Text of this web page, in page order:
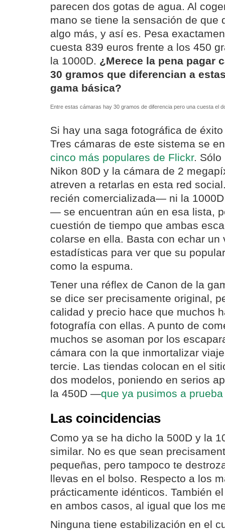
parecen dos gotas de agua. Al
mano se tiene la sensación de que
algo más, y así es. Pesa
cuesta 839 euros frente a los 450
la 1000D. ¿Merece la pena pagar
30 gramos que diferencian a
gama básica?
Entre estas cámaras hay 30 gramos de diferencia pero una cuesta el
Si hay una saga fotográfica de
Tres cámaras de este sistema se
cinco más populares de Flickr. Sólo
Nikon 80D y la cámara de 2
atreven a retarlas en esta red
recién comercializada— ni la
— se encuentran aún en esa lista,
cuestión de tiempo que ambas
colarse en ella. Basta con echar un
estadísticas para ver que su
como la espuma.
Tener una réflex de Canon de la
se dice ser precisamente original,
calidad y precio hace que muchos
fotografía con ellas. A punto de
muchos se asoman por los
cámara con la que inmortalizar
tercie. Las tiendas colocan en el
dos modelos, poniendo en serios
la 450D —que ya pusimos a
Las coincidencias
Como ya se ha dicho la 500D y la
similar. No es que sean
pequeñas, pero tampoco te
llevas en el bolso. Respecto a los
prácticamente idénticos. También
en ambos casos, al igual que los
Ninguna tiene estabilización en el